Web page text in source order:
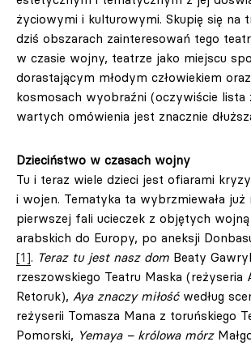
życiowymi i kulturowymi. Skupię się na
dziś obszarach zainteresowań tego
w czasie wojny, teatrze jako miejscu
dorastającym młodym człowiekiem
kosmosach wyobraźni (oczywiście lista
wartych omówienia jest znacznie
Dzieciństwo w czasach wojny
Tu i teraz wiele dzieci jest ofiarami
i wojen. Tematyka ta wybrzmiewała już
pierwszej fali ucieczek z objętych
arabskich do Europy, po aneksji
[1]. Teraz tu jest nasz dom Beaty
rzeszowskiego Teatru Maska (reżyseria
Retoruk), Aya znaczy miłośćwedług
reżyserii Tomasza Mana z toruńskiego
Pomorski, Yemaya – królowa mórz